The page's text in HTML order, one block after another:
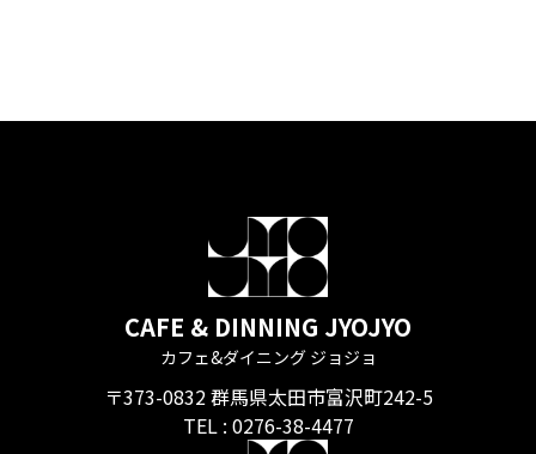
CAFE & DINNING JYOJYO
カフェ&ダイニング ジョジョ
〒373-0832 群馬県太田市富沢町242-5
TEL : 0276-38-4477